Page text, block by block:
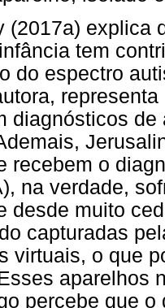
(2017a) explica
tem
do espectro
diagnósticos
recebem o
na verdade,
desde muito
capturadas
virtuais, o que
aparelhos
percebe que